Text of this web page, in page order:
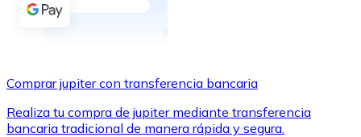
Transferencia SEPA
Utiliza tarjetas Visa y Mastercard para comprar
Comprar jupiter con transferencia bancaria
Realiza tu compra de jupiter mediante transferencia
bancaria tradicional de manera rápida y segura.